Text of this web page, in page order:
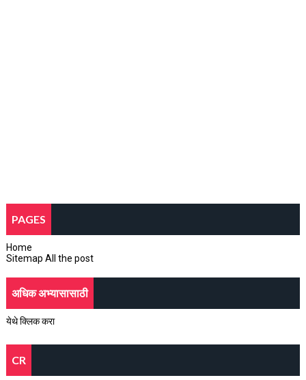
PAGES
Home
Sitemap All the post
अधिक अभ्यासासाठी
येथे क्लिक करा
CR